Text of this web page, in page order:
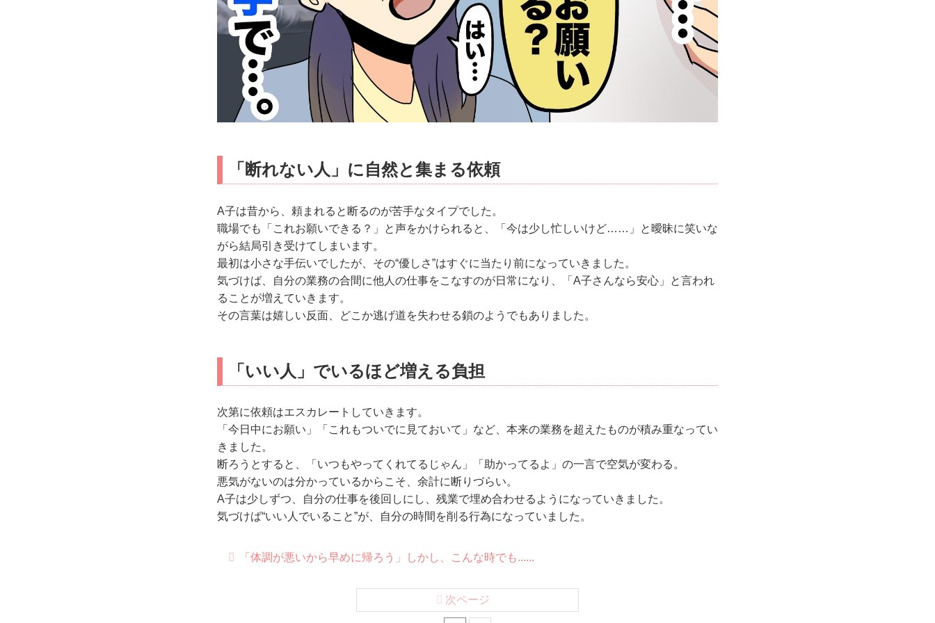
「断れない人」に自然と集まる依頼
A子は昔から、頼まれると断るのが苦手なタイプでした。
職場でも「これお願いできる？」と声をかけられると、「今は少し忙しいけど……」と曖昧に笑いな
がら結局引き受けてしまいます。
最初は小さな手伝いでしたが、その“優しさ”はすぐに当たり前になっていきました。
気づけば、自分の業務の合間に他人の仕事をこなすのが日常になり、「A子さんなら安心」と言われ
ることが増えていきます。
その言葉は嬉しい反面、どこか逃げ道を失わせる鎖のようでもありました。
「いい人」でいるほど増える負担
次第に依頼はエスカレートしていきます。
「今日中にお願い」「これもついでに見ておいて」など、本来の業務を超えたものが積み重なってい
きました。
断ろうとすると、「いつもやってくれてるじゃん」「助かってるよ」の一言で空気が変わる。
悪気がないのは分かっているからこそ、余計に断りづらい。
A子は少しずつ、自分の仕事を後回しにし、残業で埋め合わせるようになっていきました。
気づけば“いい人でいること”が、自分の時間を削る行為になっていました。
「体調が悪いから早めに帰ろう」しかし、こんな時でも......
次ページ